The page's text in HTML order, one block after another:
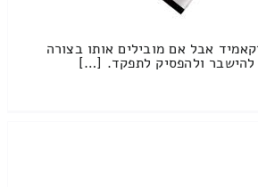
אבל אם מובילים אותו בצורה
להישבר ולהפסיק לתפקד. […]